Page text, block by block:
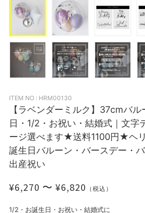
ITEM NO : HRM00130
【ラベンダーミルク】37cmバ
日・1/2・お祝い・結婚式｜文字
ージ選べます★送料1100円★ヘ
誕生日バルーン・バースデー・
出産祝い
¥6,270 〜 ¥6,820 （税込）
1/2・お誕生日・お祝い・結婚式に